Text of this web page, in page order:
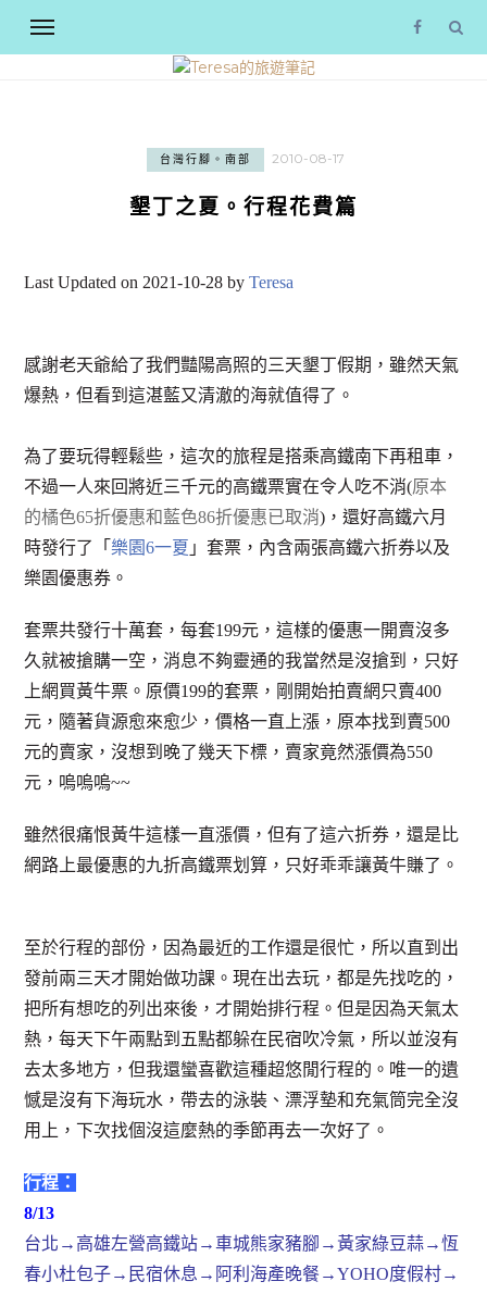
台灣行腳。南部 2010-08-17
墾丁之夏。行程花費篇
Last Updated on 2021-10-28 byTeresa
感謝老天爺給了我們豔陽高照的三天墾丁假期，雖然天氣
爆熱，但看到這湛藍又清澈的海就值得了。
為了要玩得輕鬆些，這次的旅程是搭乘高鐵南下再租車，
不過一人來回將近三千元的高鐵票實在令人吃不消(原本
的橘色65折優惠和藍色86折優惠已取消)，還好高鐵六月
時發行了「樂園6一夏 」套票，內含兩張高鐵六折券以及
樂園優惠券。
套票共發行十萬套，每套199元，這樣的優惠一開賣沒多
久就被搶購一空，消息不夠靈通的我當然是沒搶到，只好
上網買黃牛票。原價199的套票，剛開始拍賣網只賣400
元，隨著貨源愈來愈少，價格一直上漲，原本找到賣500
元的賣家，沒想到晚了幾天下標，賣家竟然漲價為550
元，嗚嗚嗚~~
雖然很痛恨黃牛這樣一直漲價，但有了這六折券，還是比
網路上最優惠的九折高鐵票划算，只好乖乖讓黃牛賺了。
至於行程的部份，因為最近的工作還是很忙，所以直到出
發前兩三天才開始做功課。現在出去玩，都是先找吃的，
把所有想吃的列出來後，才開始排行程。但是因為天氣太
熱，每天下午兩點到五點都躲在民宿吹冷氣，所以並沒有
去太多地方，但我還蠻喜歡這種超悠閒行程的。唯一的遺
憾是沒有下海玩水，帶去的泳裝、漂浮墊和充氣筒完全沒
用上，下次找個沒這麼熱的季節再去一次好了。
行程：
8/13
台北→高雄左營高鐵站→車城熊家豬腳→黃家綠豆蒜→恆
春小杜包子→民宿休息→阿利海產晚餐→YOHO度假村→